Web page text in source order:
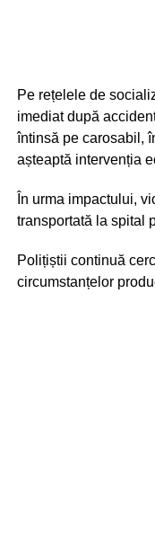
Pe rețelele de
imediat după
întinsă pe carosabil,
așteaptă intervenția
În urma impactului,
transportată la spital
Polițiștii continuă
circumstanțelor